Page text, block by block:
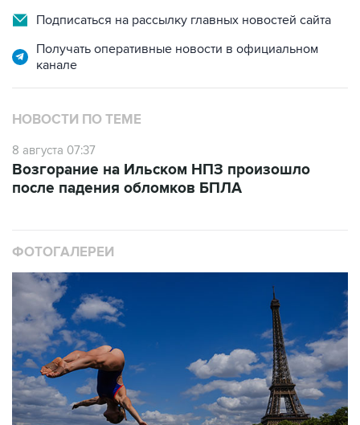
Подписаться на рассылку главных новостей сайта
Получать оперативные новости в официальном
канале
НОВОСТИ ПО ТЕМЕ
8 августа 07:37
Возгорание на Ильском НПЗ произошло
после падения обломков БПЛА
ФОТОГАЛЕРЕИ